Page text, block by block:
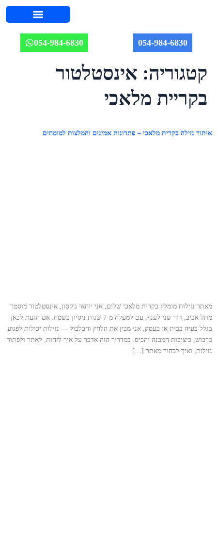
054-984-6830
054-984-6830
קטגוריה: אינסטלטור
בקריית מלאכי
איתור נזילה בקרית מלאכי – פתרונות אמינים והמלצות למומחים
מאתר נזילות מומלץ בקרית מלאכי שלום, אני יוחאי ג'קסון, אינסטלטור מוסמך
מתל אביב, דור שני לענף, עם למעלה מ-7 שנות ניסיון בשטח. אם הגעת לכאן
בגלל בעיה בבית או בעסק, אני מבין את הלחץ והבלבול — נזילות יכולות לפגוע
ברכוש, ביציבות המבנה והכיס. במדריך הזה אדבר על איך לזהות, לאתר ולפתור
נזילות, ואיך לבחור מאתר […]